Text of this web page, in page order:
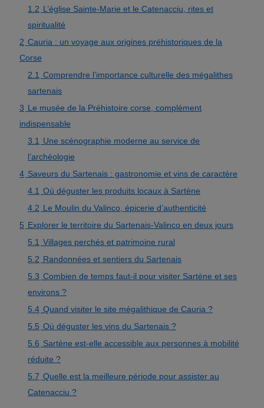
1.2 L’église Sainte-Marie et le Catenacciu, rites et
spiritualité
2 Cauria : un voyage aux origines préhistoriques de la
Corse
2.1 Comprendre l’importance culturelle des mégalithes
sartenais
3 Le musée de la Préhistoire corse, complément
indispensable
3.1 Une scénographie moderne au service de
l’archéologie
4 Saveurs du Sartenais : gastronomie et vins de caractère
4.1 Où déguster les produits locaux à Sartène
4.2 Le Moulin du Valinco, épicerie d’authenticité
5 Explorer le territoire du Sartenais-Valinco en deux jours
5.1 Villages perchés et patrimoine rural
5.2 Randonnées et sentiers du Sartenais
5.3 Combien de temps faut-il pour visiter Sartène et ses
environs ?
5.4 Quand visiter le site mégalithique de Cauria ?
5.5 Où déguster les vins du Sartenais ?
5.6 Sartène est-elle accessible aux personnes à mobilité
réduite ?
5.7 Quelle est la meilleure période pour assister au
Catenacciu ?